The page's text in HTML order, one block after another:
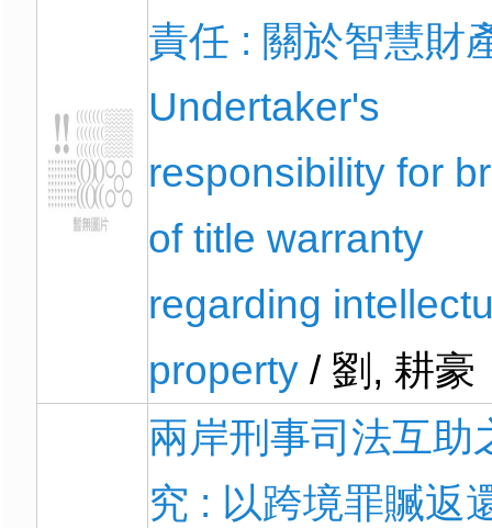
責任 : 關於智慧財
Undertaker's
responsibility for
of title warranty
regarding
property / 劉, 耕豪
兩岸刑事司法互助
究 : 以跨境罪贓返